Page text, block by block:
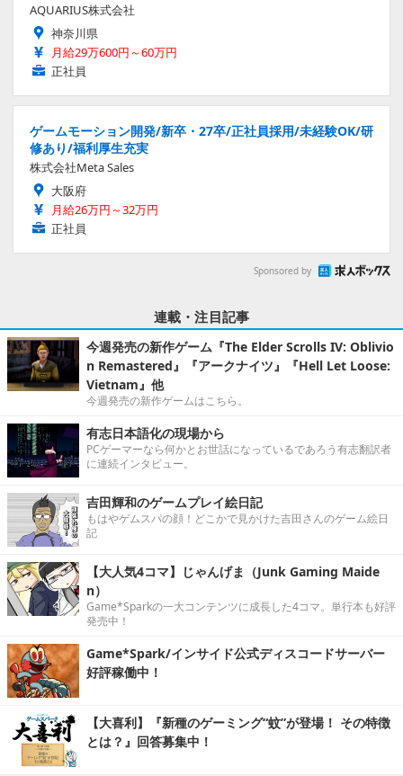
AQUARIUS株式会社
神奈川県
月給29万600円～60万円
正社員
ゲームモーション開発/新卒・27卒/正社員採用/未経験OK/研
修あり/福利厚生充実
株式会社Meta Sales
大阪府
月給26万円～32万円
正社員
Sponsored by
連載・注目記事
今週発売の新作ゲーム『The Elder Scrolls IV: Oblivio
n Remastered』『アークナイツ』『Hell Let Loose:
Vietnam』他
今週発売の新作ゲームはこちら。
有志日本語化の現場から
PCゲーマーなら何かとお世話になっているであろう有志翻訳者
に連続インタビュー。
吉田輝和のゲームプレイ絵日記
もはやゲムスパの顔！どこかで見かけた吉田さんのゲーム絵日
記
【大人気4コマ】じゃんげま（Junk Gaming Maide
n）
Game*Sparkの一大コンテンツに成長した4コマ。単行本も好評
発売中！
Game*Spark/インサイド公式ディスコードサーバー
好評稼働中！
【大喜利】『新種のゲーミング“蚊”が登場！ その特徴
とは？』回答募集中！